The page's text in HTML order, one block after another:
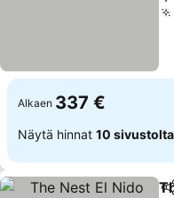
Alkaen 337 €
Näytä hinnat 10 sivustolta